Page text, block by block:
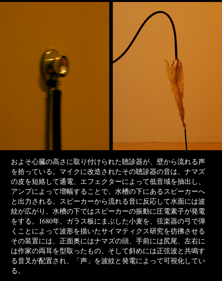
およそ心臓の高さに取り付けられた聴診器が、壁から流れる声
を拾っている。マイクに改造されたその聴診器の音は、ナマズ
の皮を短絡して通電、エフェクターによって低音域を抽出し、
アンプによって増幅することで、水槽の下にあるスピーカーへ
と出力される。スピーカーから流れる音に反応して水面には波
紋が広がり、水槽の下ではスピーカーの振動に圧電素子が発電
をする。1680年、ガラス板にまぶした小麦を、弦楽器の弓で弾
くことによって波形を描いたサイマティクス研究を彷彿させる
その装置には、正面奥にはナマズの頭、手前には尻尾、左右に
は作家の両耳を型取ったもの、そして斜めには正弦波と共鳴す
る音叉が配置され、「声」を波紋と発電によって可視化してい
る。